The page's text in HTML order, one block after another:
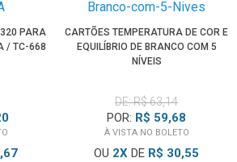
compatível com Flashes de Estúdio e
remover, acessório prático para
vídeos, transmissões ao vivo, podcast
em geral.
PARA
/ TC-668
CARTÕES TEMPERATURA DE COR E
EQUILÍBRIO DE BRANCO COM 5
NÍVEIS
DE: R$ 63,14
POR: R$ 59,68
À VISTA NO BOLETO
OU 2X DE R$ 30,55